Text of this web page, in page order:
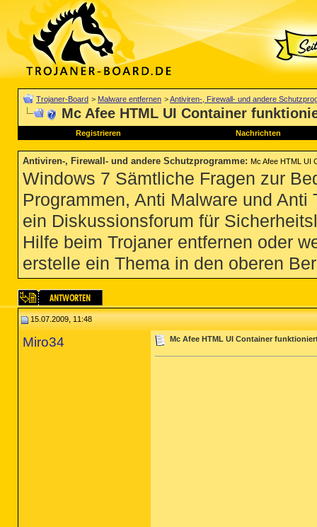
Trojaner-Board > Malware entfernen >Antiviren-, Firewall- und andere
Mc Afee HTML UI Container
Registrieren Nachrichten
Antiviren-, Firewall- und andere Schutzprogramme: Mc Afee HTML UI
Windows 7 Sämtliche Fragen zur
Programmen, Anti Malware und
ein Diskussionsforum für
Hilfe beim Trojaner entfernen oder
erstelle ein Thema in den oberen
15.07.2009, 11:48
Miro34 Mc Afee HTML UI Container